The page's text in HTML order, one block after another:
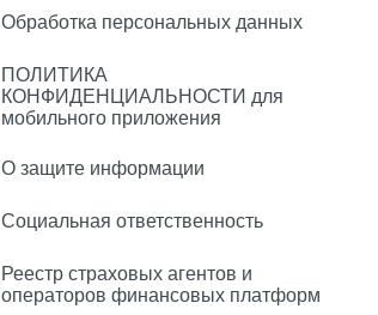
Обработка персональных данных
ПОЛИТИКА
КОНФИДЕНЦИАЛЬНОСТИ для
мобильного приложения
О защите информации
Социальная ответственность
Реестр страховых агентов и
операторов финансовых платформ